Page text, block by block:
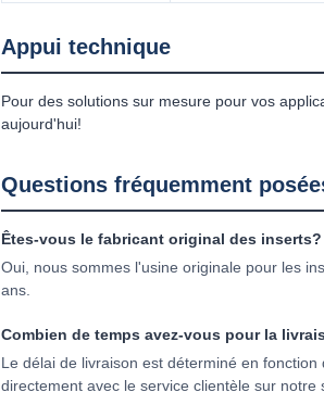
Appui technique
Pour des solutions sur mesure pour vos
aujourd'hui!
Questions fréquemment
Êtes-vous le fabricant original des inserts?
Oui, nous sommes l'usine originale pour les
ans.
Combien de temps avez-vous pour la
Le délai de livraison est déterminé en
directement avec le service clientèle sur notre